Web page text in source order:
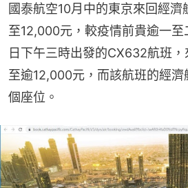
國泰航空10月中的東京來回經
至12,000元，較疫情前貴逾一至
日下午三時出發的CX632航班
至逾12,000元，而該航班的經
個座位。